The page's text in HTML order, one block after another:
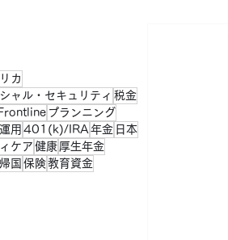
カ
ャル・セキュリティ 税金
プランニング
用 401(k)/IRA 年金 日本
ケア 健康 厚生年金
国 保険教育資金